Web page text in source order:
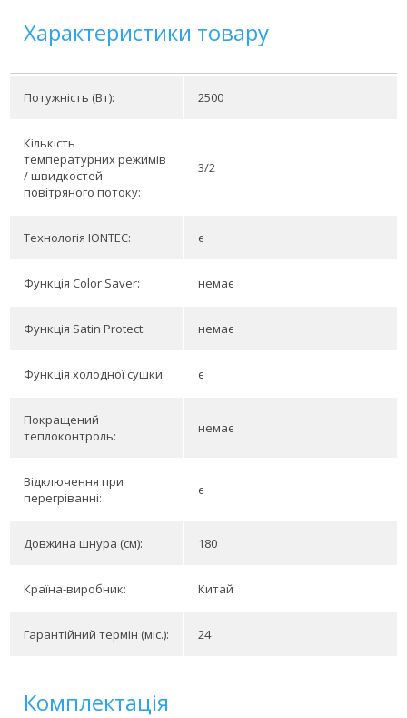
Характеристики товару
Потужність (Вт): 2500
Кількість
температурних режимів
/ швидкостей
повітряного потоку:
3/2
Технологія IONTEC: є
Функція Color Saver: немає
Функція Satin Protect: немає
Функція холодної сушки: є
Покращений
теплоконтроль:
немає
Відключення при
перегріванні:
є
Довжина шнура (см): 180
Країна-виробник: Китай
Гарантійний термін (міс.): 24
Комплектація